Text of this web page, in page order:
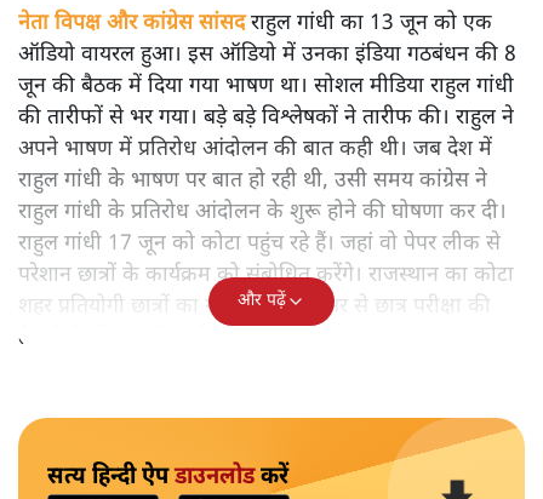
नेता विपक्ष और कांग्रेस सांसदराहुल गांधी का 13 जून को एक
ऑडियो वायरल हुआ। इस ऑडियो में उनका इंडिया गठबंधन की 8
जून की बैठक में दिया गया भाषण था। सोशल मीडिया राहुल गांधी
की तारीफों से भर गया। बड़े बड़े विश्लेषकों ने तारीफ की। राहुल ने
अपने भाषण में प्रतिरोध आंदोलन की बात कही थी। जब देश में
राहुल गांधी के भाषण पर बात हो रही थी, उसी समय कांग्रेस ने
राहुल गांधी के प्रतिरोध आंदोलन के शुरू होने की घोषणा कर दी।
राहुल गांधी 17 जून को कोटा पहुंच रहे हैं। जहां वो पेपर लीक से
परेशान छात्रों के कार्यक्रम को संबोधित करेंगे। राजस्थान का कोटा
शहर प्रतियोगी छात्रों का गढ़ है। जहां देशभर से छात्र परीक्षा की
तैयारी के लिए पढ़ने आते हैं।
और पढ़ें
सत्य हिन्दी ऐपडाउनलोडकरें